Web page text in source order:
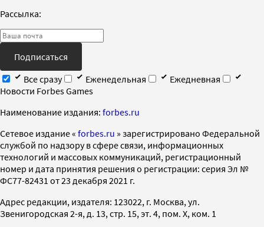
Рассылка:
Подписаться
Все сразу
Еженедельная
Ежедневная
Новости Forbes Games
Наименование издания: forbes.ru
Cетевое издание « forbes.ru » зарегистрировано Федеральной
службой по надзору в сфере связи, информационных
технологий и массовых коммуникаций, регистрационный
номер и дата принятия решения о регистрации: серия Эл №
ФС77-82431 от 23 декабря 2021 г.
Адрес редакции, издателя: 123022, г. Москва, ул.
Звенигородская 2-я, д. 13, стр. 15, эт. 4, пом. X, ком. 1